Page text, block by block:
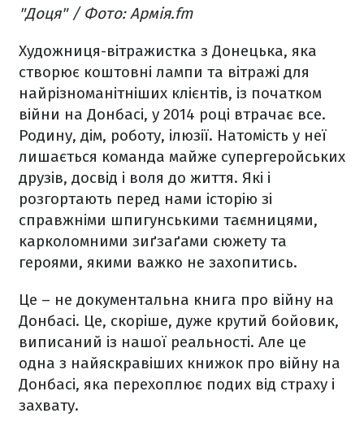
"Доця" / Фото: Армія.fm
Художниця-вітражистка з Донецька, яка
створює коштовні лампи та вітражі для
найрізноманітніших клієнтів, із початком
війни на Донбасі, у 2014 році втрачає все.
Родину, дім, роботу, ілюзії. Натомість у неї
лишається команда майже супергеройських
друзів, досвід і воля до життя. Які і
розгортають перед нами історію зі
справжніми шпигунськими таємницями,
карколомними зиґзаґами сюжету та
героями, якими важко не захопитись.
Це – не документальна книга про війну на
Донбасі. Це, скоріше, дуже крутий бойовик,
виписаний із нашої реальності. Але це
одна з найяскравіших книжок про війну на
Донбасі, яка перехоплює подих від страху і
захвату.